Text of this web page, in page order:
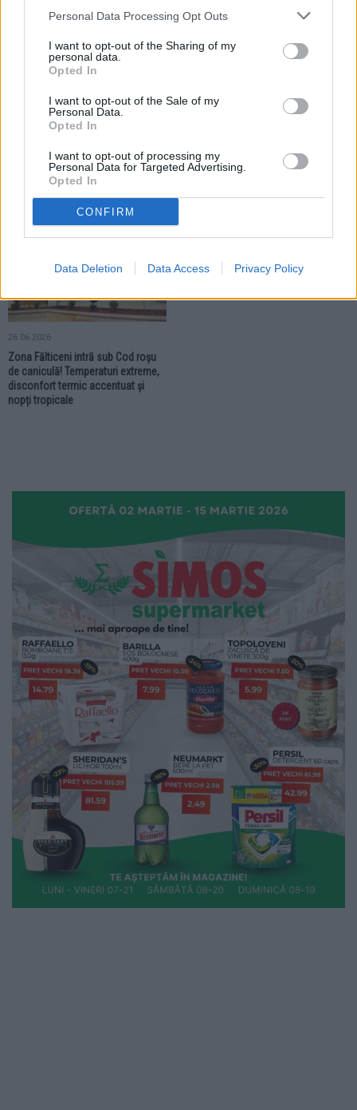
Personal Data Processing Opt Outs
I want to opt-out of the Sharing of my
personal data.
Opted In
I want to opt-out of the Sale of my
Personal Data.
Opted In
I want to opt-out of processing my
Personal Data for Targeted Advertising.
Opted In
CONFIRM
Data Deletion Data Access Privacy Policy
02.07.2026
află sub Cod portocaliu.
Meteorologii anunță ploi torențiale,
vijelii și grindină
roșu de caniculă. Sunt încă două
zile toride pentru localitățile din
ACTUALITATE
26.06.2026
Zona Fălticeni intră sub Cod roșu
de caniculă! Temperaturi extreme,
disconfort termic accentuat și
nopți tropicale